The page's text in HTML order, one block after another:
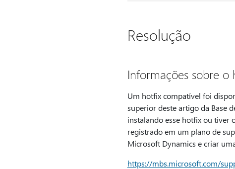
Resolução
Informações sobre o
Um hotfix compatível foi
superior deste artigo da Base
instalando esse hotfix ou tiver
registrado em um plano de
Microsoft Dynamics e criar
https://mbs.microsoft.com/